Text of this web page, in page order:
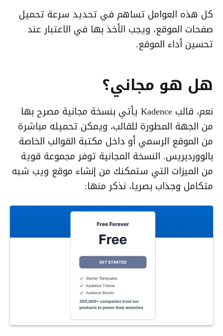
كل هذه العوامل تساهم في تحديد سرعة تحميل
صفحات الموقع، ويجب الأخذ بها في الاعتبار عند
تحسين أداء الموقع.
هل هو مجاني؟
نعم، قالب Kadence يأتي بنسخة مجانية مصرح بها
من الجهة المطورة للقالب، ويمكن تحميله مباشرة
من الموقع الرسمي أو داخل مكتبة القوالب الخاصة
بالووردبريس. النسخة المجانية توفر مجموعة قوية
من الميزات التي ستمكنك من إنشاء موقع ويب شبه
متكامل وجذاب بصريا، نذكر منها: